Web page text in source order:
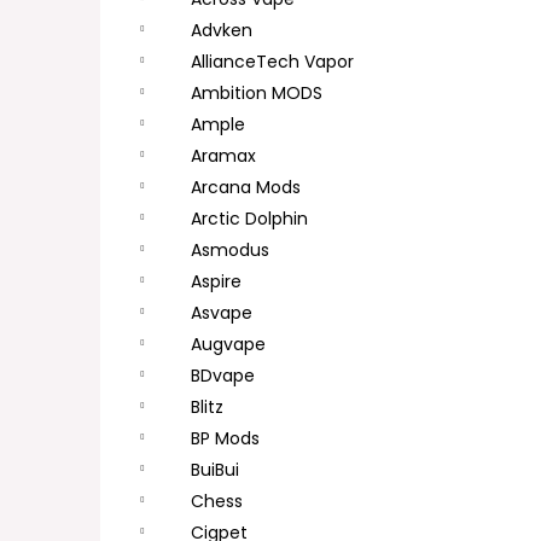
Advken
AllianceTech Vapor
Ambition MODS
Ample
Aramax
Arcana Mods
Arctic Dolphin
Asmodus
Aspire
Asvape
Augvape
BDvape
Blitz
BP Mods
BuiBui
Chess
Cigpet
DEKANG DESERT SHIP 10ML 11MG
154 Kč
Původně:195 Kč